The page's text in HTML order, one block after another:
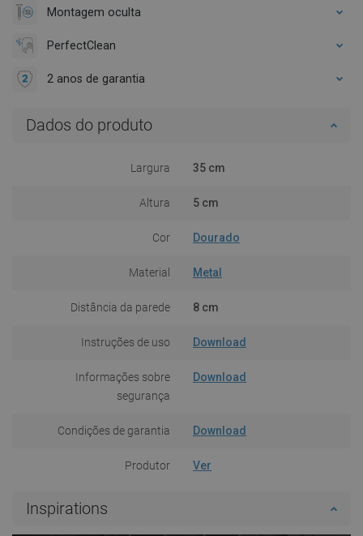
Montagem oculta
PerfectClean
2 anos de garantia
Dados do produto
Largura 35 cm
Altura 5 cm
Cor Dourado
Material Metal
Distância da parede 8 cm
Instruções de uso Download
Informações sobre
segurança
Download
Condições de garantia Download
Produtor Ver
Inspirations